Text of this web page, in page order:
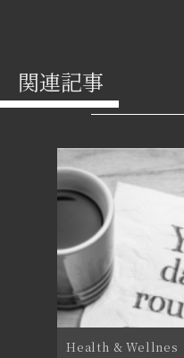
関連記事
Health & Wellnes